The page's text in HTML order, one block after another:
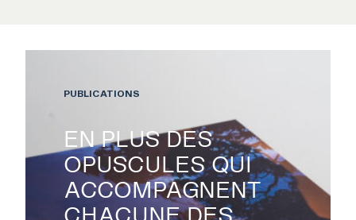
EN PLUS DES
OPUSCULES QUI
ACCOMPAGNENT
CHACUNE DES
PUBLICATIONS